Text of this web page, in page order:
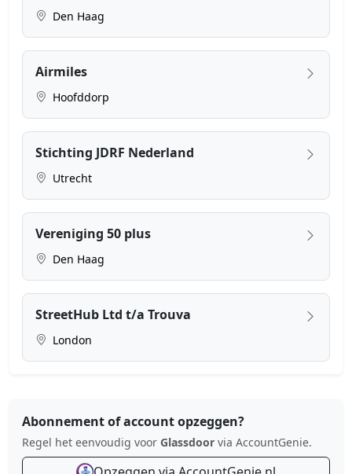
Den Haag
Airmiles
Hoofddorp
Stichting JDRF Nederland
Utrecht
Vereniging 50 plus
Den Haag
StreetHub Ltd t/a Trouva
London
Abonnement of account opzeggen?
Regel het eenvoudig voor Glassdoor via AccountGenie.